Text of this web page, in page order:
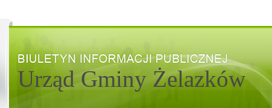
Urząd Gminy Żelazków